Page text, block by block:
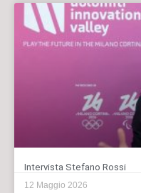
Intervista Stefano Rossi
12 Maggio 2026